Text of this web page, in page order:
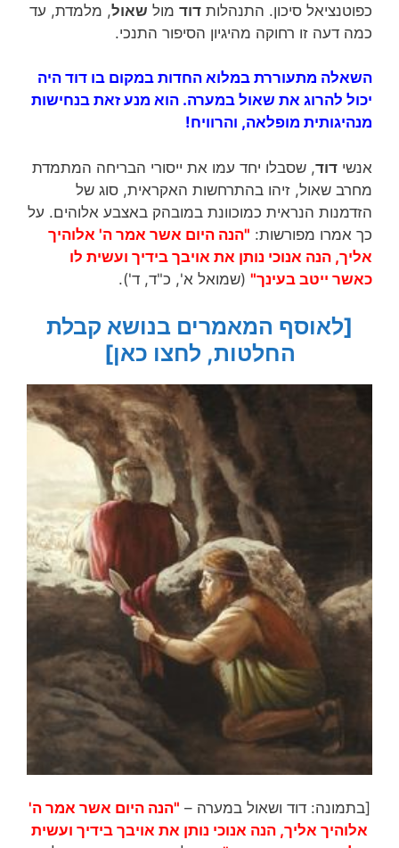
כפוטנציאל סיכון. התנהלות דוד מול שאול, מלמדת, עד
כמה דעה זו רחוקה מהיגיון הסיפור התנכי.
השאלה מתעוררת במלוא החדות במקום בו דוד היה
יכול להרוג את שאול במערה. הוא מנע זאת בנחישות
מנהיגותית מופלאה, והרוויח!
אנשי דוד, שסבלו יחד עמו את ייסורי הבריחה המתמדת
מחרב שאול, זיהו בהתרחשות האקראית, סוג של
הזדמנות הנראית כמוכוונת במובהק באצבע אלוהים. על
כך אמרו מפורשות: "הנה היום אשר אמר ה' אלוהיך
אליך, הנה אנוכי נותן את אויבך בידיך ועשית לו
כאשר ייטב בעינך" (שמואל א', כ"ד, ד').
[לאוסף המאמרים בנושא קבלת
החלטות, לחצו כאן]
[בתמונה: דוד ושאול במערה – "הנה היום אשר אמר ה'
אלוהיך אליך, הנה אנוכי נותן את אויבך בידיך ועשית